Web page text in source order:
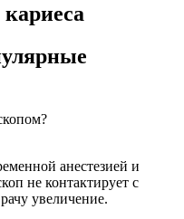
анестезией и
не контактирует с
увеличение.